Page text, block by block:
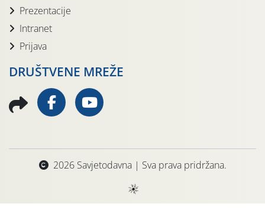
Prezentacije
Intranet
Prijava
DRUŠTVENE MREŽE
2026 Savjetodavna | Sva prava pridržana.